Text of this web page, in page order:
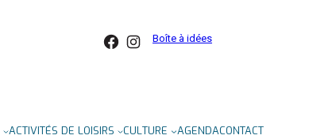
Facebook
Instagram
Boîte à idées
ACTIVITÉS DE LOISIRS CULTURE AGENDACONTACT